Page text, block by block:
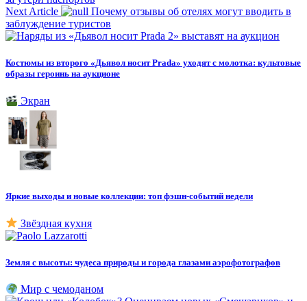
Next Article
Почему отзывы об отелях могут вводить в
заблуждение туристов
Костюмы из второго «Дьявол носит Prada» уходят с молотка: культовые
образы героинь на аукционе
Экран
Яркие выходы и новые коллекции: топ фэшн-событий недели
Звёздная кухня
Земля с высоты: чудеса природы и города глазами аэрофотографов
Мир с чемоданом